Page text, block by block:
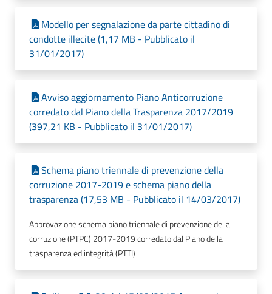
Modello per segnalazione da parte cittadino di
condotte illecite (1,17 MB - Pubblicato il
31/01/2017)
Avviso aggiornamento Piano Anticorruzione
corredato dal Piano della Trasparenza 2017/2019
(397,21 KB - Pubblicato il 31/01/2017)
Schema piano triennale di prevenzione della
corruzione 2017-2019 e schema piano della
trasparenza (17,53 MB - Pubblicato il 14/03/2017)
Approvazione schema piano triennale di prevenzione della
corruzione (PTPC) 2017-2019 corredato dal Piano della
trasparenza ed integrità (PTTI)